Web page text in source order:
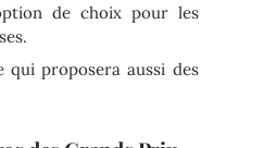
de choix pour les
qui proposera aussi des